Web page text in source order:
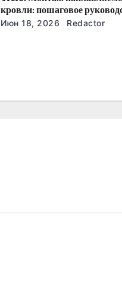
кровли: пошаговое
советы
Июн 18, 2026 Redactor